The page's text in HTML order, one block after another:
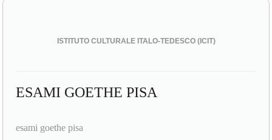
ISTITUTO CULTURALE ITALO-TEDESCO (ICIT)
ESAMI GOETHE PISA
esami goethe pisa